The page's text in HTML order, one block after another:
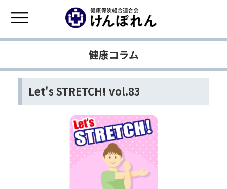
健康コラム
Let's STRETCH! vol.83